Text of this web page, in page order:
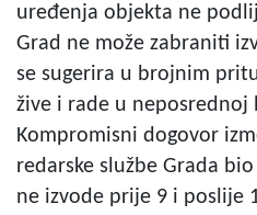
uređenja objekta ne
Grad ne može zabraniti
se sugerira u brojnim
žive i rade u neposrednoj
Kompromisni dogovor
redarske službe Grada
ne izvode prije 9 i poslije